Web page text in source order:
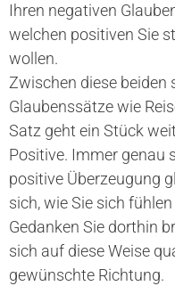
Ihren negativen
welchen positiven Sie
wollen.
Zwischen diese beiden
Glaubenssätze wie
Satz geht ein Stück
Positive. Immer genau
positive Überzeugung
sich, wie Sie sich
Gedanken Sie dorthin
sich auf diese Weise
gewünschte Richtung.